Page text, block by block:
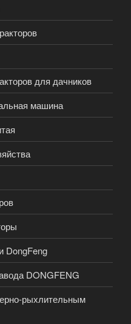
для дачников
машина
DongFeng
DONGFENG
рыхлительным